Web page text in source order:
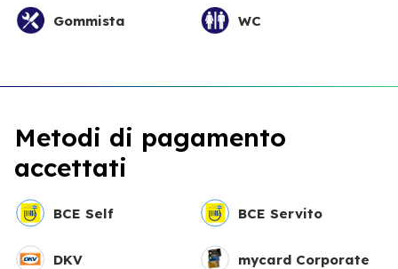
Gommista WC
Metodi di pagamento
accettati
BCE Self BCE Servito
DKV mycard Corporate